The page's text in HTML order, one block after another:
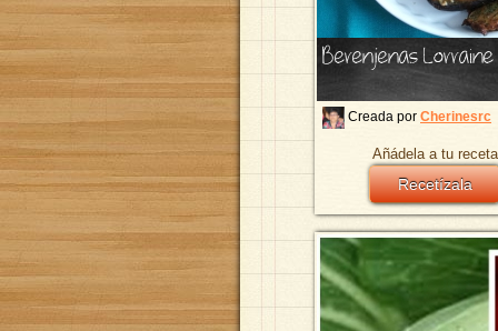
Berenjenas Lorraine
Creada por Cherinesrc
Añádela a tu
Recetízala